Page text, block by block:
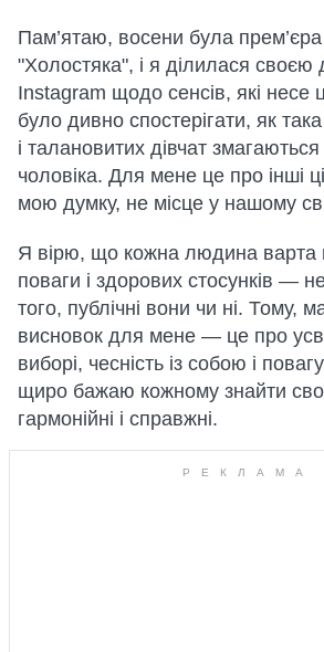
Пам’ятаю, восени була
"Холостяка", і я ділилася своєю
Instagram щодо сенсів, які несе
було дивно спостерігати, як така
і талановитих дівчат
чоловіка. Для мене це про інші
мою думку, не місце у нашому
Я вірю, що кожна людина варта
поваги і здорових стосунків —
того, публічні вони чи ні. Тому,
висновок для мене — це про
виборі, чесність із собою і
щиро бажаю кожному знайти
гармонійні і справжні.